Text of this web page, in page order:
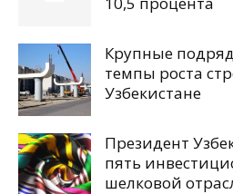
Крупные
темпы роста
Узбекистане
Президент
пять
шелковой